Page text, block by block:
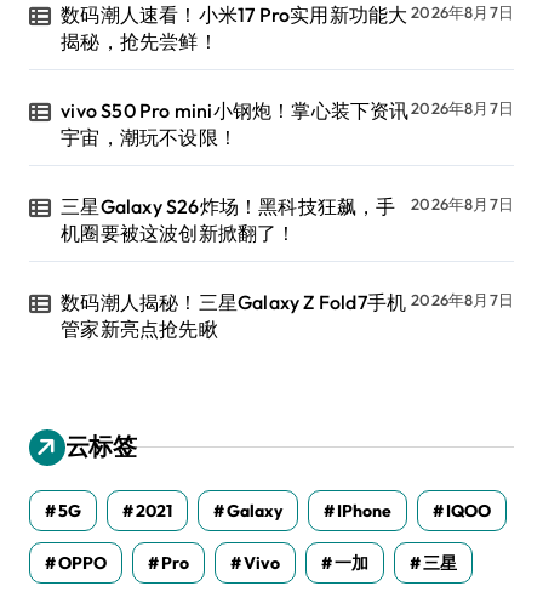
数码潮人速看！小米17 Pro实用新功能大
揭秘，抢先尝鲜！
2026年8月7日
vivo S50 Pro mini小钢炮！掌心装下资讯
宇宙，潮玩不设限！
2026年8月7日
三星Galaxy S26炸场！黑科技狂飙，手
机圈要被这波创新掀翻了！
2026年8月7日
数码潮人揭秘！三星Galaxy Z Fold7手机
管家新亮点抢先瞅
2026年8月7日
云标签
5G 2021 Galaxy IPhone IQOO
OPPO Pro Vivo 一加 三星